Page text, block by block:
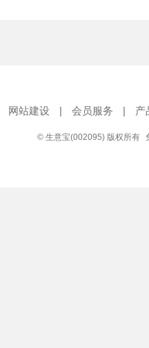
网站建设 | 会员服务 | 产
© 生意宝(002095) 版权所有